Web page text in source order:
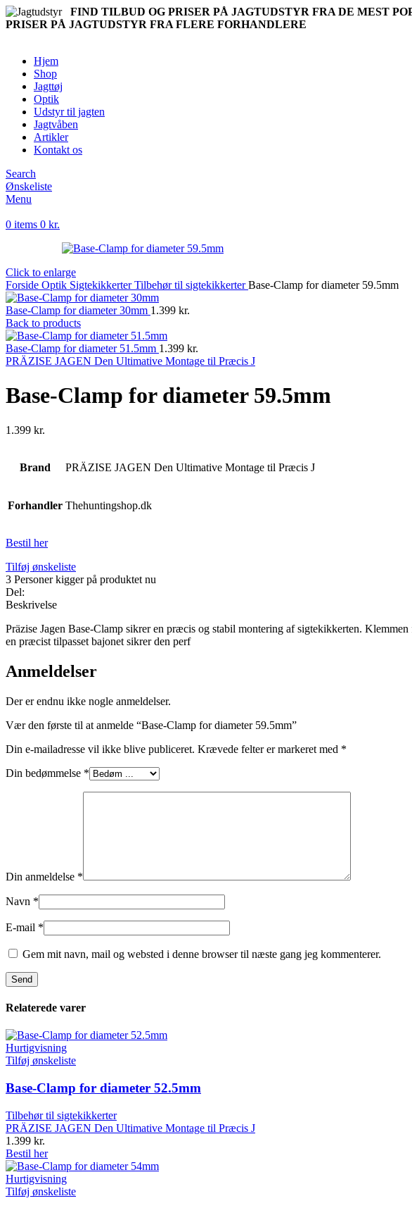
FIND TILBUD OG PRISER PÅ JAGTUDSTYR FRA DE MEST
PRISER PÅ JAGTUDSTYR FRA FLERE FORHANDLERE
Hjem
Shop
Jagttøj
Optik
Udstyr til jagten
Jagtvåben
Artikler
Kontakt os
Search
Ønskeliste
Menu
0 items 0 kr.
Click to enlarge
Forside Optik SigtekikkerterTilbehør til sigtekikkerterBase-Clamp for diameter 59.5mm
Base-Clamp for diameter 30mm 1.399 kr.
Back to products
Base-Clamp for diameter 51.5mm 1.399 kr.
PRÄZISE JAGEN Den Ultimative Montage til Præcis J
Base-Clamp for diameter 59.5mm
1.399 kr.
Brand PRÄZISE JAGEN Den Ultimative Montage til Præcis J
Forhandler Thehuntingshop.dk
Bestil her
Tilføj ønskeliste
3 Personer kigger på produktet nu
Del:
Beskrivelse
Präzise Jagen Base-Clamp sikrer en præcis og stabil montering af sigtekikkerten.
en præcist tilpasset bajonet sikrer den perf
Anmeldelser
Der er endnu ikke nogle anmeldelser.
Vær den første til at anmelde “Base-Clamp for diameter 59.5mm”
Din e-mailadresse vil ikke blive publiceret. Krævede felter er markeret med *
Din bedømmelse *
Din anmeldelse *
Navn *
E-mail *
Gem mit navn, mail og websted i denne browser til næste gang jeg kommenterer.
Relaterede varer
Hurtigvisning
Tilføj ønskeliste
Base-Clamp for diameter 52.5mm
Tilbehør til sigtekikkerter
PRÄZISE JAGEN Den Ultimative Montage til Præcis J
1.399 kr.
Bestil her
Hurtigvisning
Tilføj ønskeliste